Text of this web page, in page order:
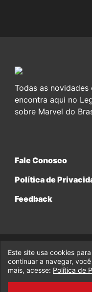
Todas as
encontra aqui no
sobre Marvel do
Fale Conosco
Política de
Feedback
© 2017-2026 Legado
Este site usa cookies
continuar a navegar,
mais, acesse: Política de